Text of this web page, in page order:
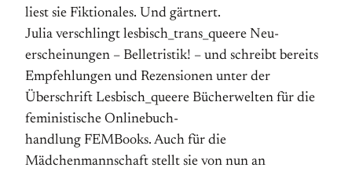
liest sie Fiktionales. Und gärtnert.
Julia verschlingt lesbisch_trans_queere Neu­
erscheinungen – Belletristik! – und schreibt bereits
Empfehlungen und Rezensionen unter der
Überschrift Lesbisch_queere Bücherwelten für die
feministische Online­buch­
handlung FEMBooks. Auch für die
Mädchenmannschaft stellt sie von nun an